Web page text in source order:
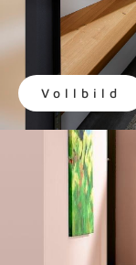
Vollbild